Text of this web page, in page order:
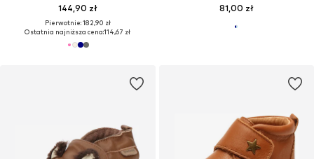
144,90 zł
Pierwotnie: 182,90 zł
Ostatnia najniższa cena:114,67 zł
81,00 zł